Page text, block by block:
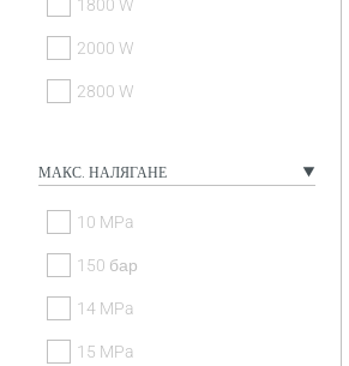
1800 W
2000 W
2800 W
МАКС. НАЛЯГАНЕ
10 MPa
150 бар
14 MPa
15 MPa